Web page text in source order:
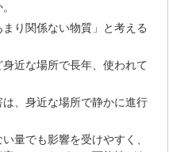
り関係ない物質」と考える
近な場所で長年、使われて
、身近な場所で静かに進行
量でも影響を受けやすく、